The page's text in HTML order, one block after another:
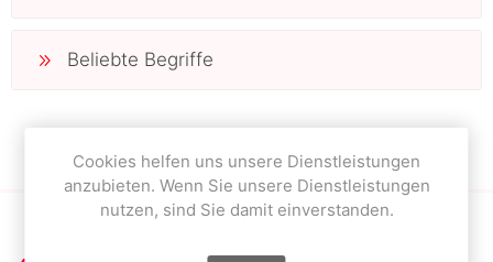
Beliebte Begriffe
Cookies helfen uns unsere Dienstleistungen
anzubieten. Wenn Sie unsere Dienstleistungen
nutzen, sind Sie damit einverstanden.